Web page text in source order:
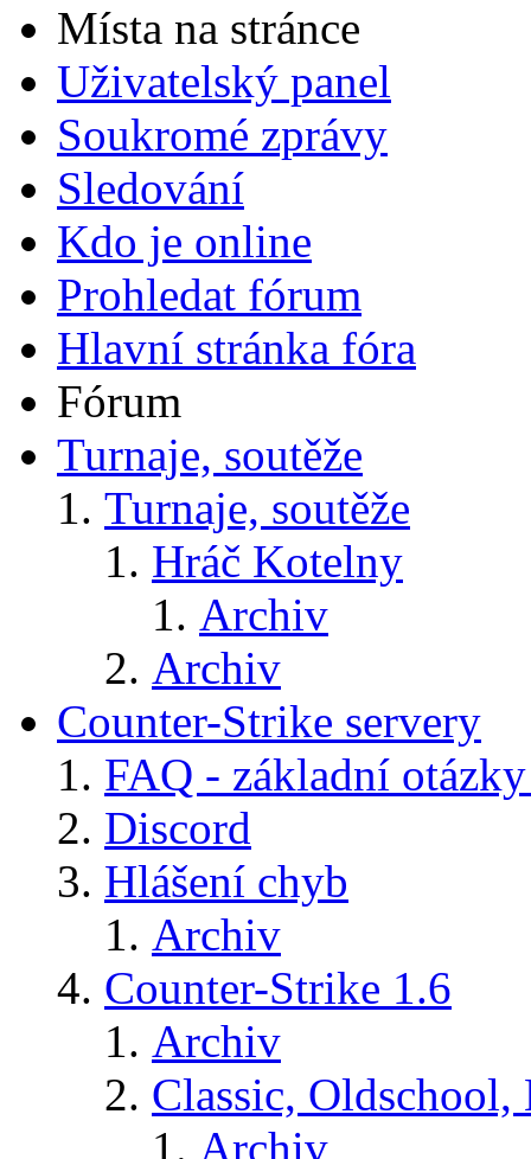
Místa na stránce
Uživatelský panel
Soukromé zprávy
Sledování
Kdo je online
Prohledat fórum
Hlavní stránka fóra
Fórum
Turnaje, soutěže
Turnaje, soutěže
Hráč Kotelny
Archiv
Archiv
Counter-Strike servery
FAQ - základní
Discord
Hlášení chyb
Archiv
Counter-Strike 1.6
Archiv
Classic,
Archiv